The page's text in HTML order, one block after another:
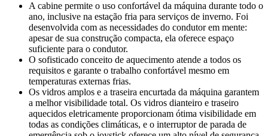
A cabine permite o uso confortável da máquina durante todo o
ano, inclusive na estação fria para serviços de inverno. Foi
desenvolvida com as necessidades do condutor em mente:
apesar de sua construção compacta, ela oferece espaço
suficiente para o condutor.
O sofisticado conceito de aquecimento atende a todos os
requisitos e garante o trabalho confortável mesmo em
temperaturas externas frias.
Os vidros amplos e a traseira encurtada da máquina garantem
a melhor visibilidade total. Os vidros dianteiro e traseiro
aquecidos eletricamente proporcionam ótima visibilidade em
todas as condições climáticas, e o interruptor de parada de